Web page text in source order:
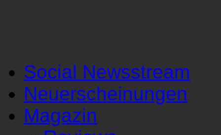
Social Newsstream
Neuerscheinungen
Magazin